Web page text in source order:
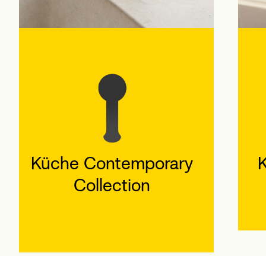
Küche Inox Collection